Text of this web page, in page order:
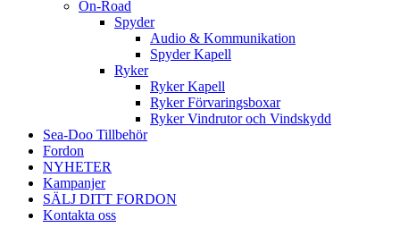
On-Road
Spyder
Audio & Kommunikation
Spyder Kapell
Ryker
Ryker Kapell
Ryker Förvaringsboxar
Ryker Vindrutor och Vindskydd
Sea-Doo Tillbehör
Fordon
NYHETER
Kampanjer
SÄLJ DITT FORDON
Kontakta oss